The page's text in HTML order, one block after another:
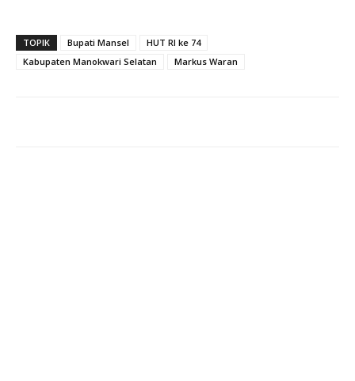
TOPIK Bupati Mansel
HUT RI ke 74
Kabupaten Manokwari Selatan
Markus Waran